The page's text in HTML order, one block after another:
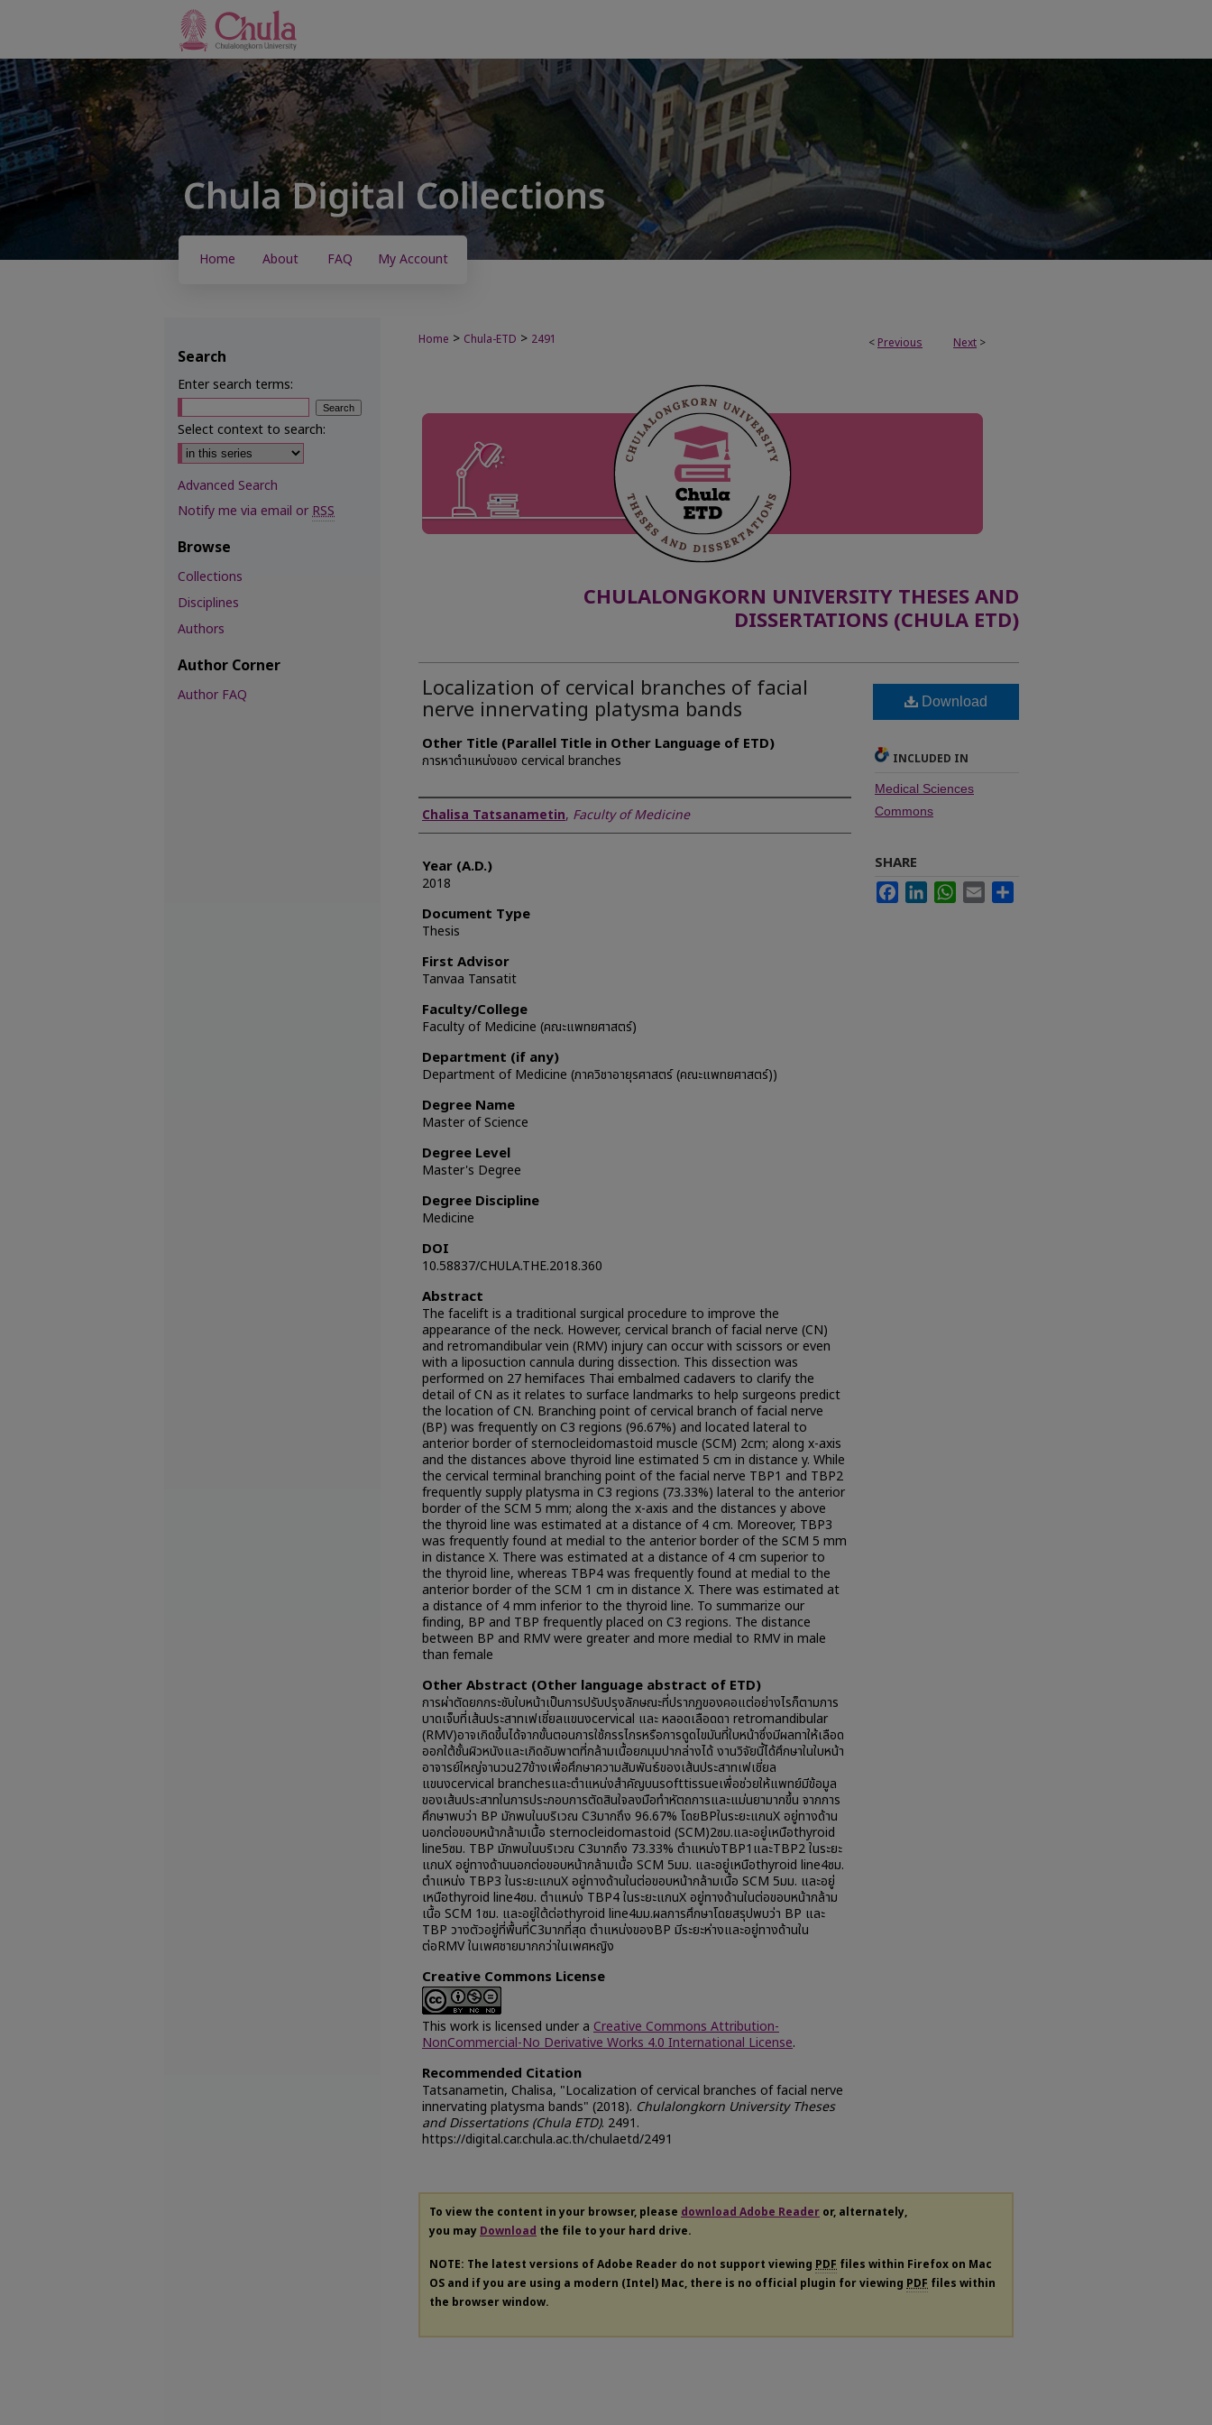
Home About FAQ My Account
< Previous Next >
Home > Chula-ETD > 2491
CHULALONGKORN UNIVERSITY THESES AND
DISSERTATIONS (CHULA ETD)
Localization of cervical branches of facial
nerve innervating platysma bands
Other Title (Parallel Title in Other Language of ETD)
การหาตำแหน่งของ cervical branches
Author
Chalisa Tatsanametin, Faculty of Medicine
Year (A.D.)
2018
Document Type
Thesis
First Advisor
Tanvaa Tansatit
Faculty/College
Faculty of Medicine (คณะแพทยศาสตร์)
Department (if any)
Department of Medicine (ภาควิชาอายุรศาสตร์ (คณะแพทยศาสตร์))
Degree Name
Master of Science
Degree Level
Master's Degree
Degree Discipline
Medicine
DOI
10.58837/CHULA.THE.2018.360
Abstract
The facelift is a traditional surgical procedure to improve the
appearance of the neck. However, cervical branch of facial nerve (CN)
and retromandibular vein (RMV) injury can occur with scissors or even
with a liposuction cannula during dissection. This dissection was
performed on 27 hemifaces Thai embalmed cadavers to clarify the
detail of CN as it relates to surface landmarks to help surgeons predict
the location of CN. Branching point of cervical branch of facial nerve
(BP) was frequently on C3 regions (96.67%) and located lateral to
anterior border of sternocleidomastoid muscle (SCM) 2cm; along x-axis
and the distances above thyroid line estimated 5 cm in distance y. While
the cervical terminal branching point of the facial nerve TBP1 and TBP2
frequently supply platysma in C3 regions (73.33%) lateral to the anterior
border of the SCM 5 mm; along the x-axis and the distances y above
the thyroid line was estimated at a distance of 4 cm. Moreover, TBP3
was frequently found at medial to the anterior border of the SCM 5 mm
in distance X. There was estimated at a distance of 4 cm superior to
the thyroid line, whereas TBP4 was frequently found at medial to the
anterior border of the SCM 1 cm in distance X. There was estimated at
a distance of 4 mm inferior to the thyroid line. To summarize our
finding, BP and TBP frequently placed on C3 regions. The distance
between BP and RMV were greater and more medial to RMV in male
than female
Other Abstract (Other language abstract of ETD)
การผ่าตัดยกกระชับใบหน้าเป็นการปรับปรุงลักษณะที่ปรากฏของคอแต่อย่างไรก็ตามการ
บาดเจ็บที่เส้นประสาทเฟเชี่ยลแขนงcervical และ หลอดเลือดดา retromandibular
(RMV)อาจเกิดขึ้นได้จากขั้นตอนการใช้กรรไกรหรือการดูดไขมันที่ใบหน้าซึ่งมีผลทาให้เลือด
ออกใต้ชั้นผิวหนังและเกิดอัมพาตที่กล้ามเนื้อยกมุมปากล่างได้ งานวิจัยนี้ได้ศึกษาในใบหน้า
อาจารย์ใหญ่จานวน27ข้างเพื่อศึกษาความสัมพันธ์ของเส้นประสาทเฟเชี่ยล
แขนงcervical branchesและตำแหน่งสำคัญบนsofttissueเพื่อช่วยให้แพทย์มีข้อมูล
ของเส้นประสาทในการประกอบการตัดสินใจลงมือทำหัตถการและแม่นยามากขึ้น จากการ
ศึกษาพบว่า BP มักพบในบริเวณ C3มากถึง 96.67% โดยBPในระยะแกนX อยู่ทางด้าน
นอกต่อขอบหน้ากล้ามเนื้อ sternocleidomastoid (SCM)2ซม.และอยู่เหนือthyroid
line5ซม. TBP มักพบในบริเวณ C3มากถึง 73.33% ตำแหน่งTBP1และTBP2 ในระยะ
แกนX อยู่ทางด้านนอกต่อขอบหน้ากล้ามเนื้อ SCM 5มม. และอยู่เหนือthyroid line4ซม.
ตำแหน่ง TBP3 ในระยะแกนX อยู่ทางด้านในต่อขอบหน้ากล้ามเนื้อ SCM 5มม. และอยู่
เหนือthyroid line4ซม. ตำแหน่ง TBP4 ในระยะแกนX อยู่ทางด้านในต่อขอบหน้ากล้าม
เนื้อ SCM 1ซม. และอยู่ใต้ต่อthyroid line4มม.ผลการศึกษาโดยสรุปพบว่า BP และ
TBP วางตัวอยู่ที่พื้นที่C3มากที่สุด ตำแหน่งของBP มีระยะห่างและอยู่ทางด้านใน
ต่อRMV ในเพศชายมากกว่าในเพศหญิง
Creative Commons License
This work is licensed under a Creative Commons Attribution-
NonCommercial-No Derivative Works 4.0 International License.
Recommended Citation
Tatsanametin, Chalisa, "Localization of cervical branches of facial nerve
innervating platysma bands" (2018). Chulalongkorn University Theses
and Dissertations (Chula ETD). 2491.
https://digital.car.chula.ac.th/chulaetd/2491
Download
INCLUDED IN
Medical Sciences
Commons
SHARE
FacebookLinkedInWhatsApp
Email
To view the content in your browser, please download Adobe Reader or, alternately,
you may Download the file to your hard drive.
NOTE: The latest versions of Adobe Reader do not support viewing PDF files within Firefox on Mac
OS and if you are using a modern (Intel) Mac, there is no official plugin for viewing PDF files within
the browser window.
Search
Enter search terms:
Select context to search:
Advanced Search
Notify me via email orRSS
Browse
Collections
Disciplines
Authors
Author Corner
Author FAQ